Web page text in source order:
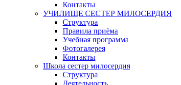
Контакты
УЧИЛИЩЕ СЕСТЕР МИЛОСЕРДИЯ
Структура
Правила приёма
Учебная программа
Фотогалерея
Контакты
Школа сестер милосердия
Структура